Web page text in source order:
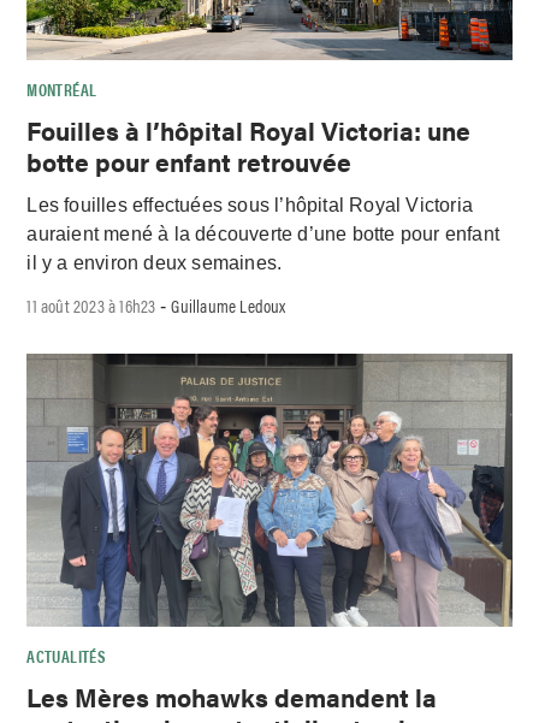
MONTRÉAL
Fouilles à l’hôpital Royal Victoria: une
botte pour enfant retrouvée
Les fouilles effectuées sous l’hôpital Royal Victoria
auraient mené à la découverte d’une botte pour enfant
il y a environ deux semaines.
11 août 2023 à 16h23 -Guillaume Ledoux
ACTUALITÉS
Les Mères mohawks demandent la